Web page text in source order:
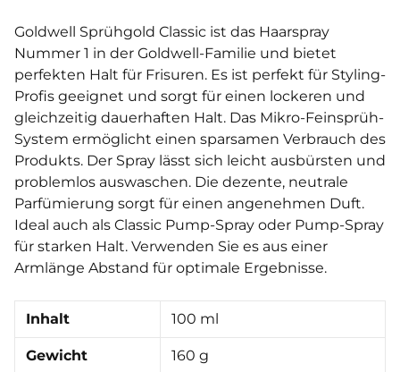
Goldwell Sprühgold Classic ist das Haarspray
Nummer 1 in der Goldwell-Familie und bietet
perfekten Halt für Frisuren. Es ist perfekt für Styling-
Profis geeignet und sorgt für einen lockeren und
gleichzeitig dauerhaften Halt. Das Mikro-Feinsprüh-
System ermöglicht einen sparsamen Verbrauch des
Produkts. Der Spray lässt sich leicht ausbürsten und
problemlos auswaschen. Die dezente, neutrale
Parfümierung sorgt für einen angenehmen Duft.
Ideal auch als Classic Pump-Spray oder Pump-Spray
für starken Halt. Verwenden Sie es aus einer
Armlänge Abstand für optimale Ergebnisse.
Inhalt 100 ml
Gewicht 160 g